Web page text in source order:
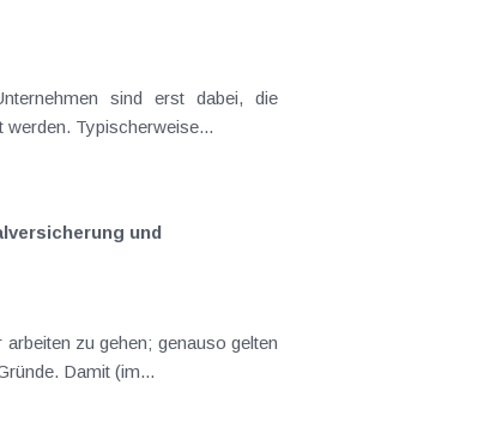
wieder zu beziehen und müssen dabei Abstands- und Hygienevorschriften gerecht werden. Typischerweise...
und
Gründe. Damit (im...